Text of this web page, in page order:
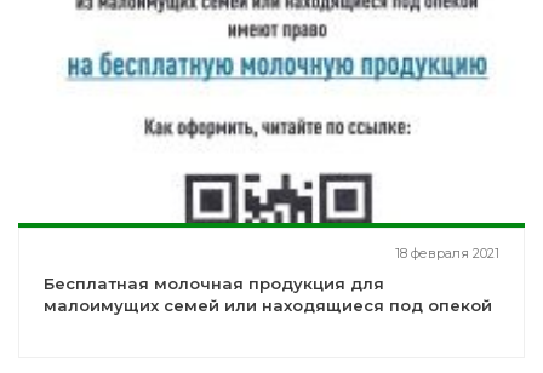
18 февраля 2021
Бесплатная молочная продукция для
малоимущих семей или находящиеся под опекой